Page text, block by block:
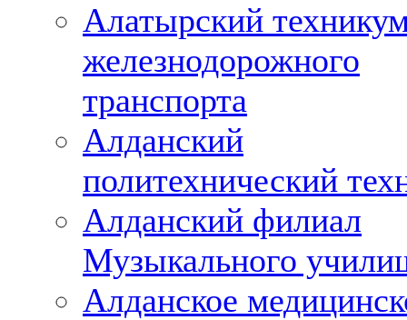
Алатырский
железнодорожного
транспорта
Алданский
политехнический
Алданский филиал
Музыкального
Алданское